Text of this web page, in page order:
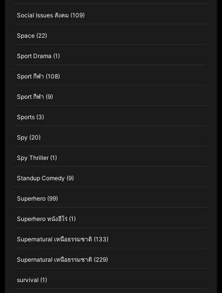
Social Issues สังคม (109)
Space (22)
Sport Drama (1)
Sport กีฬา (108)
Sport กีฬา (9)
Sports (3)
Spy (20)
Spy Thriller(1)
Standup Comedy (9)
Superhero (99)
Superhero หนังฮีโร่ (1)
Supernatural เหนือธรรมชาติ (133)
Supernatural เหนือธรรมชาติ (229)
survival (1)